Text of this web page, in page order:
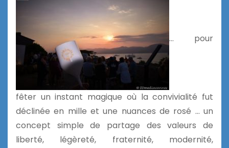
… pour
fêter un instant magique où la convivialité fut
déclinée en mille et une nuances de rosé … un
concept simple de partage des valeurs de
liberté, légèreté, fraternité, modernité,